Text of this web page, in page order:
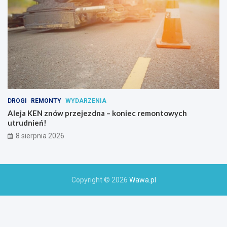
k
t
y
n
y
c
h
DROGI REMONTY WYDARZENIA
Aleja KEN znów przejezdna – koniec remontowych
utrudnień!
8 sierpnia 2026
Copyright © 2026 Wawa.pl